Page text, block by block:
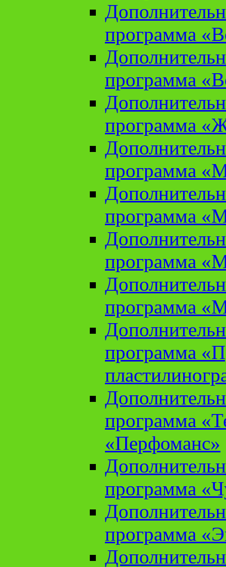
программа
программа
программа
программа
программа
программа
программа
программа
программа
«Перфоманс»
программа
программа